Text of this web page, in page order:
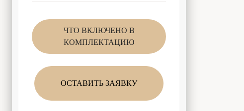
ЧТО ВКЛЮЧЕНО В
КОМПЛЕКТАЦИЮ
ОСТАВИТЬ ЗАЯВКУ